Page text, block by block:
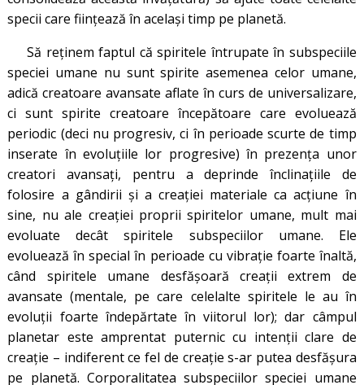
specii care ființează în același timp pe planetă.
Să reținem faptul că spiritele întrupate în subspeciile
speciei umane nu sunt spirite asemenea celor umane,
adică creatoare avansate aflate în curs de universalizare,
ci sunt spirite creatoare începătoare care evoluează
periodic (deci nu progresiv, ci în perioade scurte de timp
inserate în evoluțiile lor progresive) în prezența unor
creatori avansați, pentru a deprinde înclinațiile de
folosire a gândirii și a creației materiale ca acțiune în
sine, nu ale creației proprii spiritelor umane, mult mai
evoluate decât spiritele subspeciilor umane. Ele
evoluează în special în perioade cu vibrație foarte înaltă,
când spiritele umane desfășoară creații extrem de
avansate (mentale, pe care celelalte spiritele le au în
evoluții foarte îndepărtate în viitorul lor); dar câmpul
planetar este amprentat puternic cu intenții clare de
creație – indiferent ce fel de creație s-ar putea desfășura
pe planetă. Corporalitatea subspeciilor speciei umane